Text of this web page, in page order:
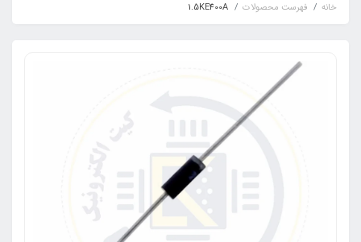
خانه فهرست محصولات 1.5KE400A